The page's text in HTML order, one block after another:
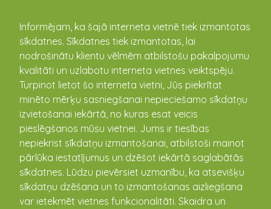
Informējam, ka šajā interneta vietnē tiek izmantotas
sīkdatnes. Sīkdatnes tiek izmantotas, lai
nodrošinātu klientu vēlmēm atbilstošu pakalpojumu
kvalitāti un uzlabotu interneta vietnes veiktspēju.
Turpinot lietot šo interneta vietni, Jūs piekrītat
minēto mērķu sasniegšanai nepieciešamo sīkdatņu
izvietošanai iekārtā, no kuras esat veicis
pieslēgšanos mūsu vietnei. Jums ir tiesības
nepiekrist sīkdatņu izmantošanai, atbilstoši mainot
pārlūka iestatījumus un dzēšot iekārtā saglabātās
sīkdatnes. Lūdzu pievērsiet uzmanību, ka atsevišķu
sīkdatņu dzēšana un to izmantošanas aizliegšana
var ietekmēt vietnes funkcionalitāti. Skaidra un
kandava.lv
PASĀKUMU
KALENDĀRS